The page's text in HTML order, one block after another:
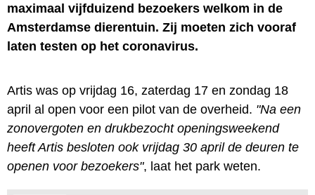
maximaal vijfduizend bezoekers welkom in de
Amsterdamse dierentuin. Zij moeten zich vooraf
laten testen op het coronavirus.
Artis was op vrijdag 16, zaterdag 17 en zondag 18
april al open voor een pilot van de overheid. "Na een
zonovergoten en drukbezocht openingsweekend
heeft Artis besloten ook vrijdag 30 april de deuren te
openen voor bezoekers", laat het park weten.